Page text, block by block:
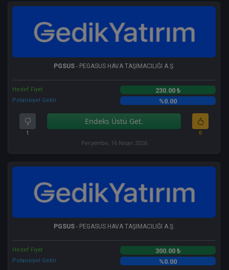
PGSUS- PEGASUS HAVA TAŞIMACILIĞI A.Ş.
Hedef Fiyat 230.00 ₺
Potansiyel Getiri %0.00
1
Endeks Üstü Get.
0
Perşembe, 16 Nisan 2026
PGSUS- PEGASUS HAVA TAŞIMACILIĞI A.Ş.
Hedef Fiyat 300.00 ₺
Potansiyel Getiri %0.00